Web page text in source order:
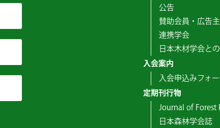
公告
賛助会員・広告
連携学会
日本木材学会と
入会案内
入会申込みフォ
定期刊行物
Journal of Forest
日本森林学会誌